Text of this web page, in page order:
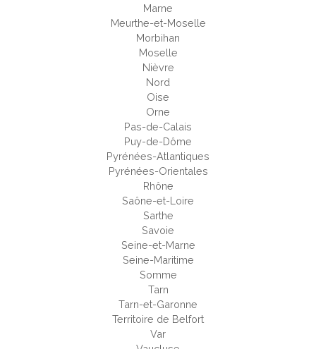
Marne
Meurthe-et-Moselle
Morbihan
Moselle
Nièvre
Nord
Oise
Orne
Pas-de-Calais
Puy-de-Dôme
Pyrénées-Atlantiques
Pyrénées-Orientales
Rhône
Saône-et-Loire
Sarthe
Savoie
Seine-et-Marne
Seine-Maritime
Somme
Tarn
Tarn-et-Garonne
Territoire de Belfort
Var